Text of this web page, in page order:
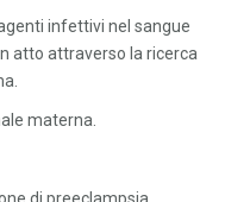
infettivi nel sangue
atto attraverso la ricerca
materna.